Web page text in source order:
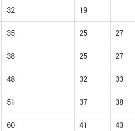
32 19
35 25 27
38 25 27
48 32 33
51 37 38
60 41 43